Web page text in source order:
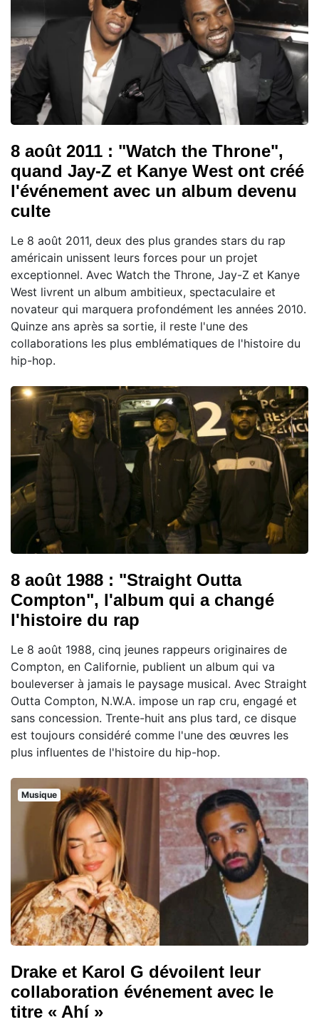
8 août 2011 : "Watch the Throne",
quand Jay-Z et Kanye West ont créé
l'événement avec un album devenu
culte
Le 8 août 2011, deux des plus grandes stars du rap
américain unissent leurs forces pour un projet
exceptionnel. Avec Watch the Throne, Jay-Z et Kanye
West livrent un album ambitieux, spectaculaire et
novateur qui marquera profondément les années 2010.
Quinze ans après sa sortie, il reste l'une des
collaborations les plus emblématiques de l'histoire du
hip-hop.
8 août 1988 : "Straight Outta
Compton", l'album qui a changé
l'histoire du rap
Le 8 août 1988, cinq jeunes rappeurs originaires de
Compton, en Californie, publient un album qui va
bouleverser à jamais le paysage musical. Avec Straight
Outta Compton, N.W.A. impose un rap cru, engagé et
sans concession. Trente-huit ans plus tard, ce disque
est toujours considéré comme l'une des œuvres les
plus influentes de l'histoire du hip-hop.
Musique
Drake et Karol G dévoilent leur
collaboration événement avec le
titre « Ahí »